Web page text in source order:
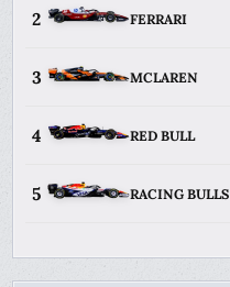
2 FERRARI
3 MCLAREN
4 RED BULL
5 RACING BULLS